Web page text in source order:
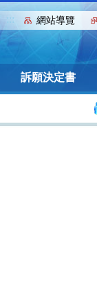
::: 網站導覽
訴願決定書